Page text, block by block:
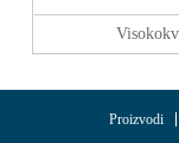
Proizvodi